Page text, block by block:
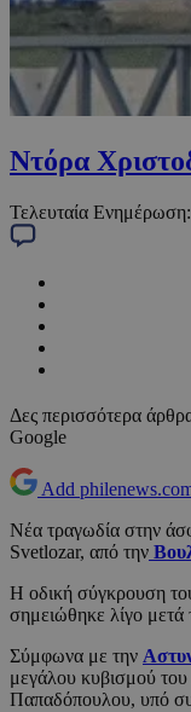
Ντόρα
Τελευταία Ενημέρωση:
Δες περισσότερα
Google
Add
Νέα τραγωδία στην
Svetlozar, από την
Η οδική σύγκρουση
σημειώθηκε λίγο μετά
Σύμφωνα με την
μεγάλου κυβισμού
Παπαδόπουλου, υπό